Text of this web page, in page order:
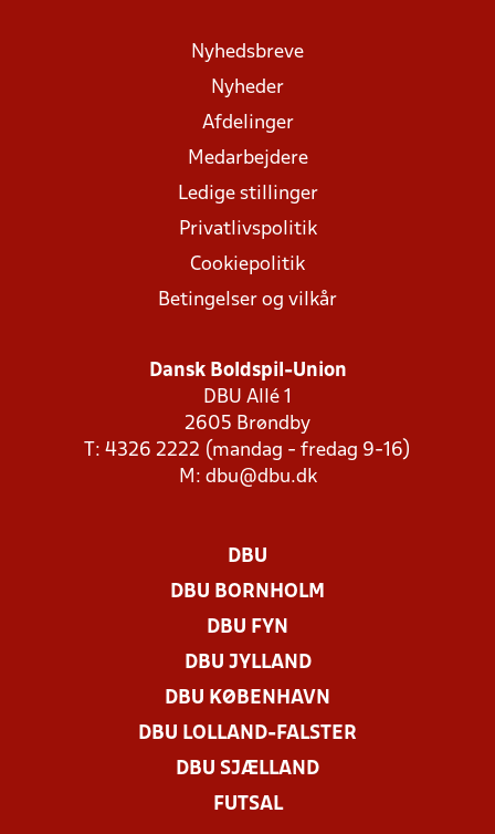
Nyhedsbreve
Nyheder
Afdelinger
Medarbejdere
Ledige stillinger
Privatlivspolitik
Cookiepolitik
Betingelser og vilkår
Dansk Boldspil-Union
DBU Allé 1
2605 Brøndby
T: 4326 2222 (mandag - fredag 9-16)
M: dbu@dbu.dk
DBU
DBU BORNHOLM
DBU FYN
DBU JYLLAND
DBU KØBENHAVN
DBU LOLLAND-FALSTER
DBU SJÆLLAND
FUTSAL